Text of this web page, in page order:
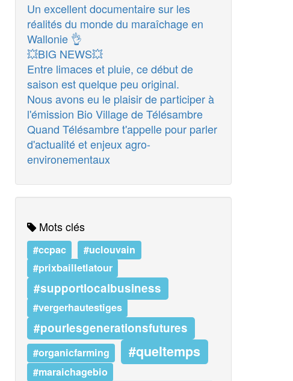
Un excellent documentaire sur les
réalités du monde du maraîchage en
Wallonie 👌
💥BIG NEWS💥
Entre limaces et pluie, ce début de
saison est quelque peu original.
Nous avons eu le plaisir de participer à
l'émission Bio Village de Télésambre
Quand Télésambre t'appelle pour parler
d'actualité et enjeux agro-
environementaux
Mots clés
#ccpac
#uclouvain
#prixbailletlatour
#supportlocalbusiness
#vergerhautestiges
#pourlesgenerationsfutures
#organicfarming #queltemps
#maraichagebio